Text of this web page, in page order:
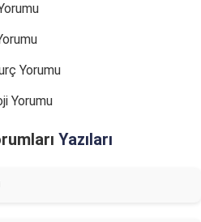
Yorumu
Yorumu
Yazıları